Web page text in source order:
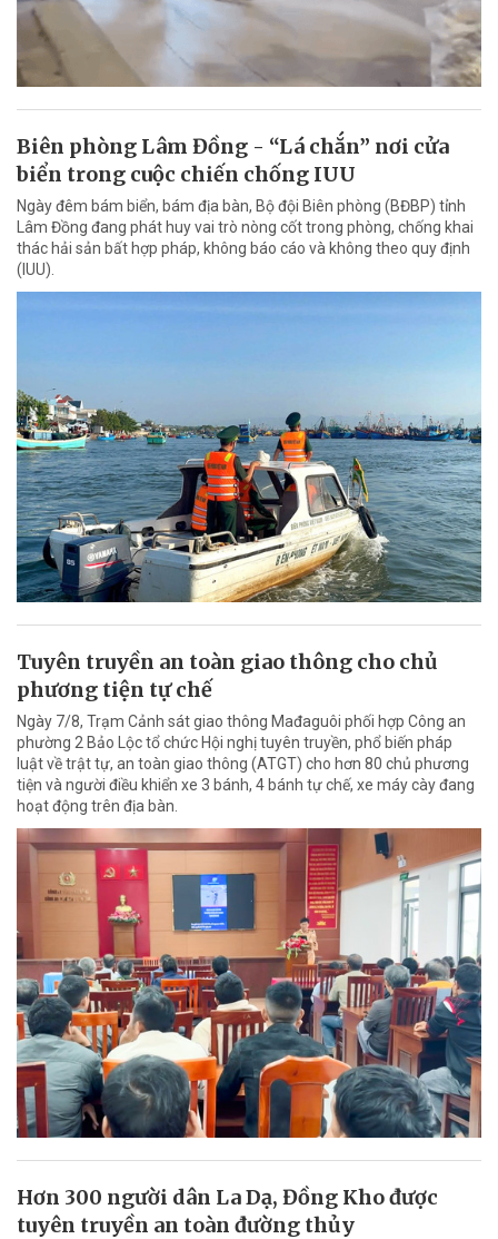
Biên phòng Lâm Đồng - “Lá chắn” nơi cửa
biển trong cuộc chiến chống IUU
Ngày đêm bám biển, bám địa bàn, Bộ đội Biên phòng (BĐBP) tỉnh
Lâm Đồng đang phát huy vai trò nòng cốt trong phòng, chống khai
thác hải sản bất hợp pháp, không báo cáo và không theo quy định
(IUU).
Tuyên truyền an toàn giao thông cho chủ
phương tiện tự chế
Ngày 7/8, Trạm Cảnh sát giao thông Mađaguôi phối hợp Công an
phường 2 Bảo Lộc tổ chức Hội nghị tuyên truyền, phổ biến pháp
luật về trật tự, an toàn giao thông (ATGT) cho hơn 80 chủ phương
tiện và người điều khiển xe 3 bánh, 4 bánh tự chế, xe máy cày đang
hoạt động trên địa bàn.
Hơn 300 người dân La Dạ, Đồng Kho được
tuyên truyền an toàn đường thủy